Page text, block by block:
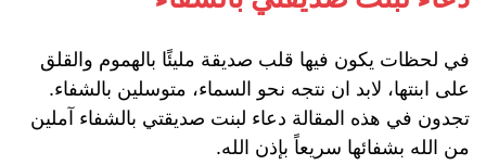
في لحظات يكون فيها قلب صديقة مليئًا بالهموم والقلق
على ابنتها، لابد ان نتجه نحو السماء، متوسلين بالشفاء.
تجدون في هذه المقالة دعاء لبنت صديقتي بالشفاء آملين
من الله بشفائها سريعاً بإذن الله.